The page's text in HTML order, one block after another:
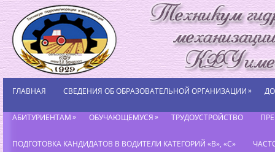
ГЛАВНАЯ СВЕДЕНИЯ ОБ ОБРАЗОВАТЕЛЬНОЙ ОРГАНИЗАЦИИ»
АБИТУРИЕНТАМ» ОБУЧАЮЩЕМУСЯ» ТРУДОУСТРОЙСТВО
ПОДГОТОВКА КАНДИДАТОВ В ВОДИТЕЛИ КАТЕГОРИЙ «В», «С»